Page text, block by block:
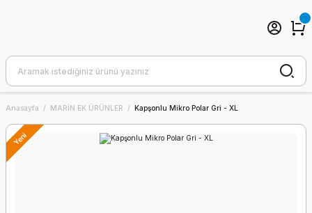
Anasayfa MARİN EK ÜRÜNLER Kapşonlu Mikro Polar Gri - XL
Yeni